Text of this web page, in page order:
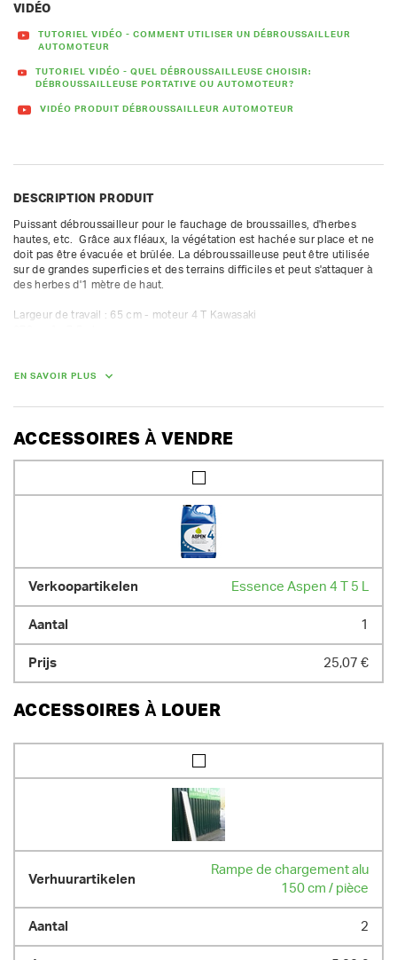
VIDÉO
TUTORIEL VIDÉO - COMMENT UTILISER UN DÉBROUSSAILLEUR
AUTOMOTEUR
TUTORIEL VIDÉO - QUEL DÉBROUSSAILLEUSE CHOISIR:
DÉBROUSSAILLEUSE PORTATIVE OU AUTOMOTEUR?
VIDÉO PRODUIT DÉBROUSSAILLEUR AUTOMOTEUR
DESCRIPTION PRODUIT
Puissant débroussailleur pour le fauchage de broussailles, d'herbes
hautes, etc.  Grâce aux fléaux, la végétation est hachée sur place et ne
doit pas être évacuée et brûlée. La débroussailleuse peut être utilisée
sur de grandes superficies et des terrains difficiles et peut s'attaquer à
des herbes d'1 mètre de haut.
Largeur de travail : 65 cm - moteur 4 T Kawasaki
157 cm x 83 cm x 86 cm
POIDS
155.00 kg
EN SAVOIR PLUS
ACCESSOIRES À VENDRE
Essence Aspen 4 T 5 L
1
25,07 €
ACCESSOIRES À LOUER
Rampe de chargement alu
150 cm / pièce
2